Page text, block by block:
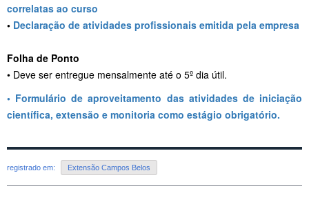
correlatas ao curso
• Declaração de atividades profissionais emitida pela empresa
Folha de Ponto
• Deve ser entregue mensalmente até o 5º dia útil.
• Formulário de aproveitamento das atividades de iniciação
científica, extensão e monitoria como estágio obrigatório.
registrado em: Extensão Campos Belos